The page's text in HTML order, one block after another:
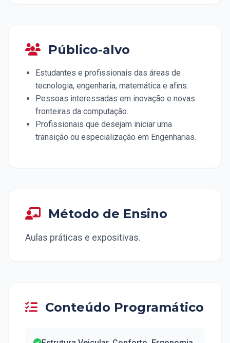
Público-alvo
Estudantes e profissionais das áreas de
tecnologia, engenharia, matemática e afins.
Pessoas interessadas em inovação e novas
fronteiras da computação.
Profissionais que desejam iniciar uma
transição ou especialização em Engenharias.
Método de Ensino
Aulas práticas e expositivas.
Conteúdo Programático